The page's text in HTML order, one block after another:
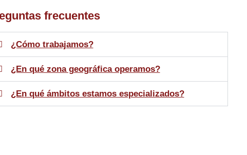
frecuentes
¿Cómo trabajamos?
¿En qué zona geográfica operamos?
¿En qué ámbitos estamos especializados?